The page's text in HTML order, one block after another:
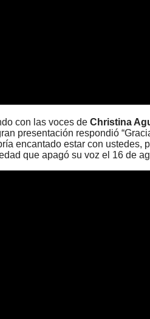
con las voces de Christina
presentación respondió
encantado estar con ustedes,
que apagó su voz el 16 de